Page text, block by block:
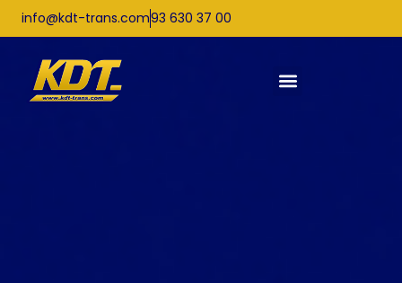
info@kdt-trans.com93 630 37 00